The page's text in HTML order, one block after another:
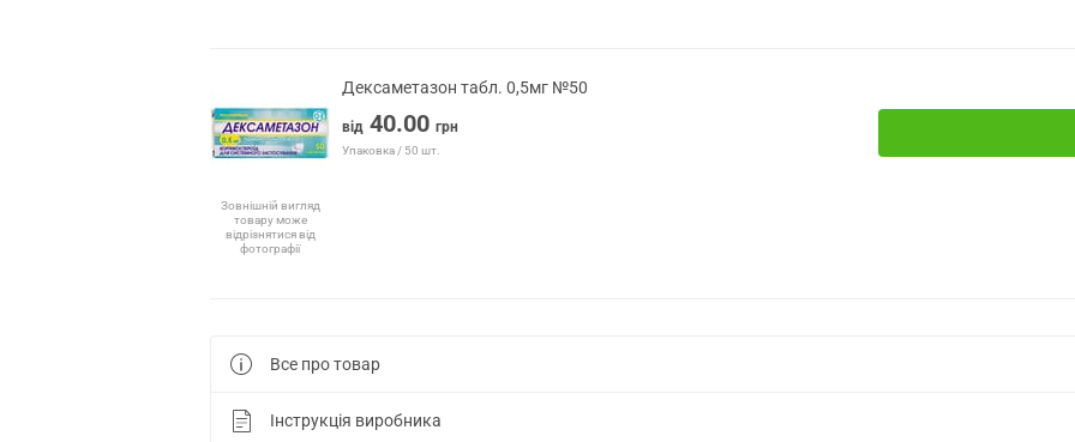
Зовнішній вигляд
товару може
відрізнятися від
фотографії
Дексаметазон табл. 0,5мг №50
від 40.00 грн
Упаковка / 50 шт.
Все про товар
Інструкція виробника